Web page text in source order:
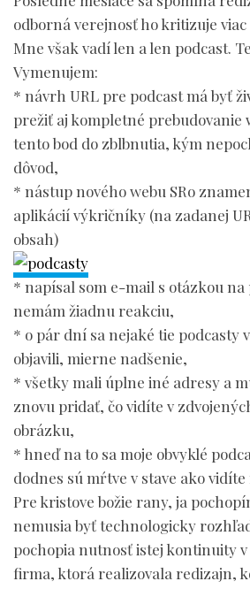
odborná verejnosť ho kritizuje viac
Mne však vadí len a len podcast.
Vymenujem:
* návrh URL pre podcast má byť
prežiť aj kompletné prebudovanie
tento bod do zblbnutia, kým
dôvod,
* nástup nového webu SRo
aplikácií výkričníky (na zadanej
obsah)
* napísal som e-mail s otázkou na
nemám žiadnu reakciu,
* o pár dní sa nejaké tie podcasty
objavili, mierne nadšenie,
* všetky mali úplne iné adresy a
znovu pridať, čo vidíte v
obrázku,
* hneď na to sa moje obvyklé
dodnes sú mŕtve v stave ako
Pre kristove božie rany, ja
nemusia byť technologicky
pochopia nutnosť istej kontinuity
firma, ktorá realizovala redizajn,